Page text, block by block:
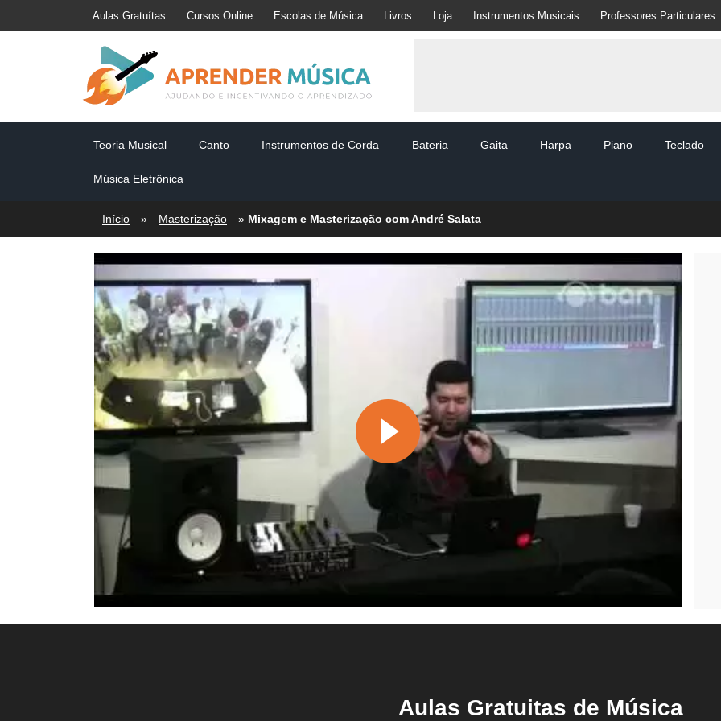
Aulas Gratuítas Cursos Online Escolas de Música Livros Loja Instrumentos Musicais Professores Particulares
Teoria Musical Canto Instrumentos de Corda Bateria Gaita Harpa Piano Teclado
Música Eletrônica
Início » Masterização » Mixagem e Masterização com André Salata
Aulas Gratuitas de Música